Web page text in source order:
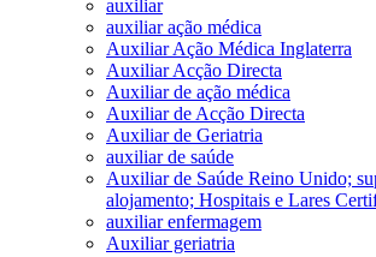
auxiliar
auxiliar ação médica
Auxiliar Ação Médica Inglaterra
Auxiliar Acção Directa
Auxiliar de ação médica
Auxiliar de Acção Directa
Auxiliar de Geriatria
auxiliar de saúde
Auxiliar de Saúde Reino Unido;
alojamento; Hospitais e Lares
auxiliar enfermagem
Auxiliar geriatria